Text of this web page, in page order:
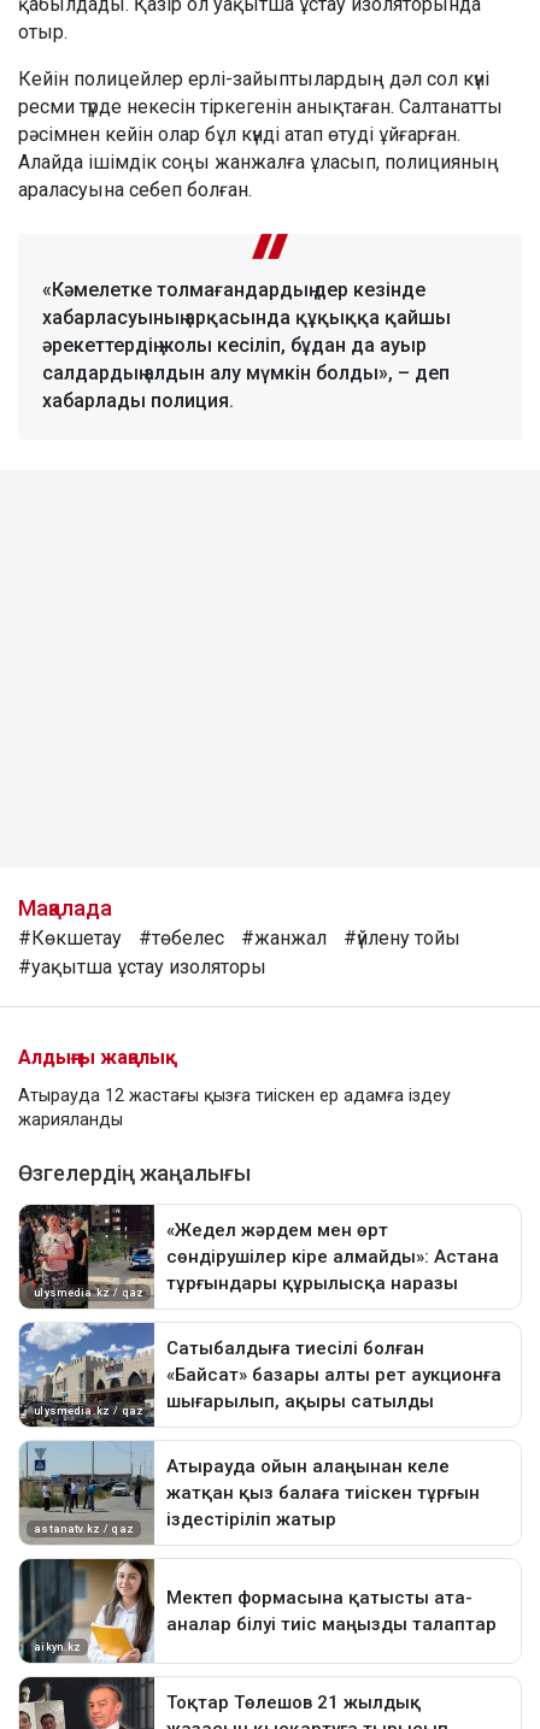
отыр.
Кейін полицейлер ерлі-зайыптылардың дәл сол күні
ресми түрде некесін тіркегенін анықтаған. Салтанатты
рәсімнен кейін олар бұл күнді атап өтуді ұйғарған.
Алайда ішімдік соңы жанжалға ұласып, полицияның
араласуына себеп болған.
«Кәмелетке толмағандардың дер кезінде
хабарласуының арқасында құқыққа қайшы
әрекеттердің жолы кесіліп, бұдан да ауыр
салдардың алдын алу мүмкін болды», – деп
хабарлады полиция.
Мақалада
#Көкшетау #төбелес #жанжал
#үйлену тойы
#уақытша ұстау изоляторы
Алдыңғы жаңалық
Атырауда 12 жастағы қызға тиіскен ер адамға іздеу
жарияланды